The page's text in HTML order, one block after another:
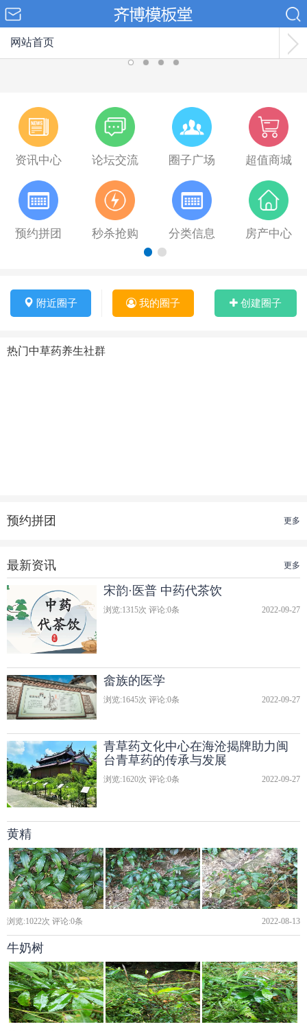
网站首页
资讯中心 论坛交流 圈子广场 超值商城
预约拼团 秒杀抢购 分类信息 房产中心
附近圈子 我的圈子 创建圈子
热门中草药养生社群
预约拼团 更多
最新资讯 更多
宋韵·医普 中药代茶饮
浏览:1315次 评论:0条 2022-09-27
畲族的医学
浏览:1645次 评论:0条 2022-09-27
青草药文化中心在海沧揭牌助力闽
台青草药的传承与发展
浏览:1620次 评论:0条 2022-09-27
黄精
浏览:1022次 评论:0条 2022-08-13
牛奶树